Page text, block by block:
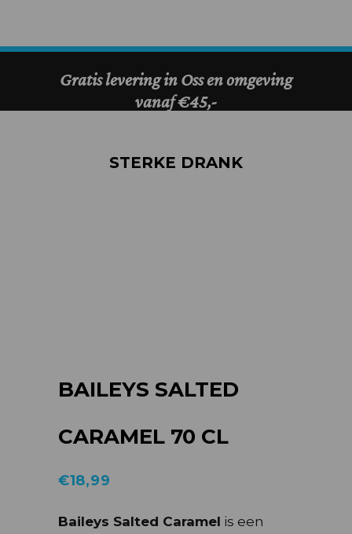
STERKE DRANK
BAILEYS SALTED
CARAMEL 70 CL
€18,99
Baileys Salted Caramel is een